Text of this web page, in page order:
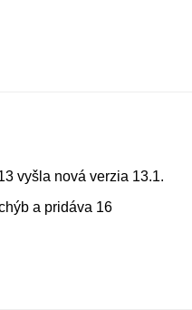
vyšla nová verzia 13.1.
a pridáva 16